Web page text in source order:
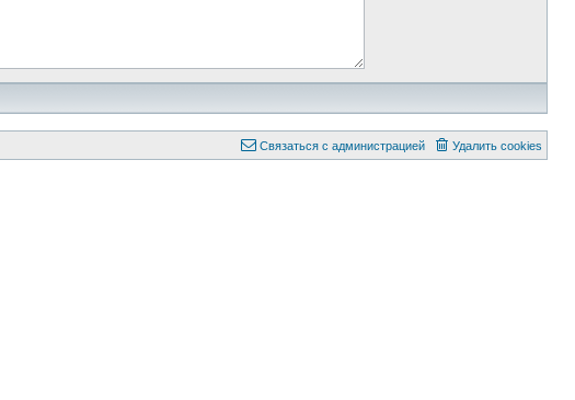
Удалить cookies
Связаться с администрацией